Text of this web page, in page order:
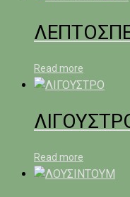
Read more
Read more